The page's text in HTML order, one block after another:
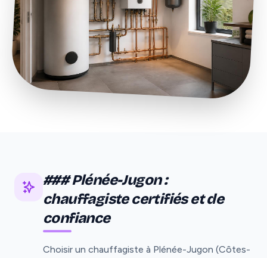
### Plénée-Jugon :
chauffagiste certifiés et de
confiance
Choisir un chauffagiste à Plénée-Jugon (Côtes-